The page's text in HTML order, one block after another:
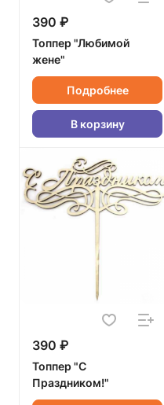
390 ₽
Топпер "Любимой
жене"
Подробнее
В корзину
390 ₽
Топпер "С
Праздником!"